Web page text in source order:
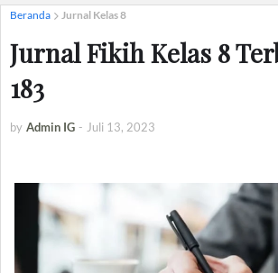
Beranda Jurnal Kelas 8
Jurnal Fikih Kelas 8
183
by Admin IG - Juli 13, 2023